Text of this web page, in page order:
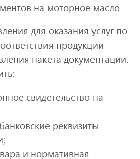
на моторное масло
для оказания услуг по
продукции
пакета документации.
свидетельство на
реквизиты
и нормативная